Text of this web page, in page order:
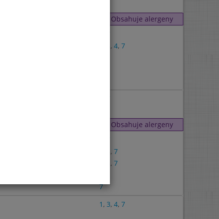
Obsahuje alergeny
, 4, 7
Obsahuje alergeny
, 7
, 7
7
1 , 3, 4, 7